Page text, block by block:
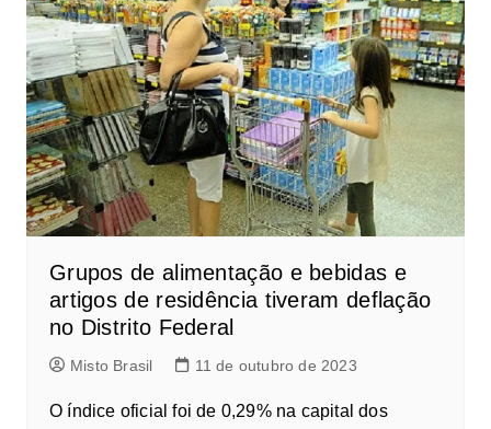
Grupos de alimentação e bebidas e
artigos de residência tiveram deflação
no Distrito Federal
Misto Brasil 11 de outubro de 2023
O índice oficial foi de 0,29% na capital dos